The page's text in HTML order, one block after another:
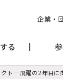
企業・
る
ト―飛躍の2年目に